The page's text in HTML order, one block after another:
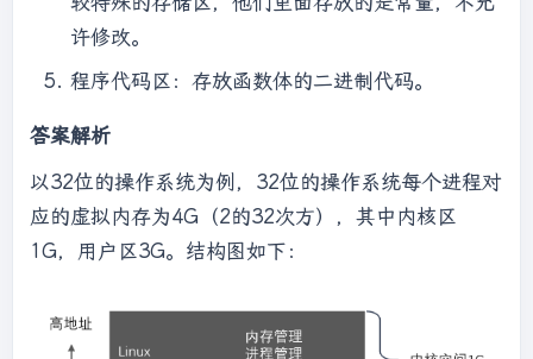
许修改。
程序代码区：存放函数体的二进制代码。
答案解析
以32位的操作系统为例，32位的操作系统每个进程对
应的虚拟内存为4G（2的32次方），其中内核区
1G，用户区3G。结构图如下：